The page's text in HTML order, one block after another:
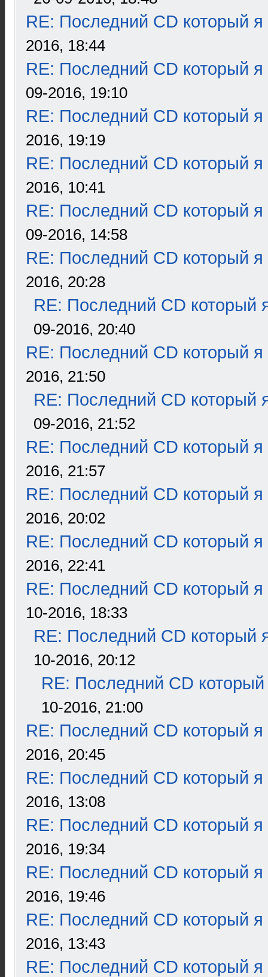
RE: Последний CD который я
2016, 18:44
RE: Последний CD который я
09-2016, 19:10
RE: Последний CD который я
2016, 19:19
RE: Последний CD который я
2016, 10:41
RE: Последний CD который я
09-2016, 14:58
RE: Последний CD который я
2016, 20:28
RE: Последний CD который
09-2016, 20:40
RE: Последний CD который я
2016, 21:50
RE: Последний CD который
09-2016, 21:52
RE: Последний CD который я
2016, 21:57
RE: Последний CD который я
2016, 20:02
RE: Последний CD который я
2016, 22:41
RE: Последний CD который я
10-2016, 18:33
RE: Последний CD который
10-2016, 20:12
RE: Последний CD который
10-2016, 21:00
RE: Последний CD который я
2016, 20:45
RE: Последний CD который я
2016, 13:08
RE: Последний CD который я
2016, 19:34
RE: Последний CD который я
2016, 19:46
RE: Последний CD который я
2016, 13:43
RE: Последний CD который я